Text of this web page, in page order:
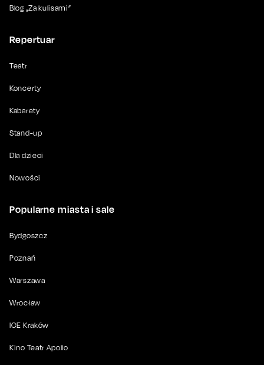
Blog „Za kulisami”
Repertuar
Teatr
Koncerty
Kabarety
Stand-up
Dla dzieci
Nowości
Popularne miasta i sale
Bydgoszcz
Poznań
Warszawa
Wrocław
ICE Kraków
Kino Teatr Apollo